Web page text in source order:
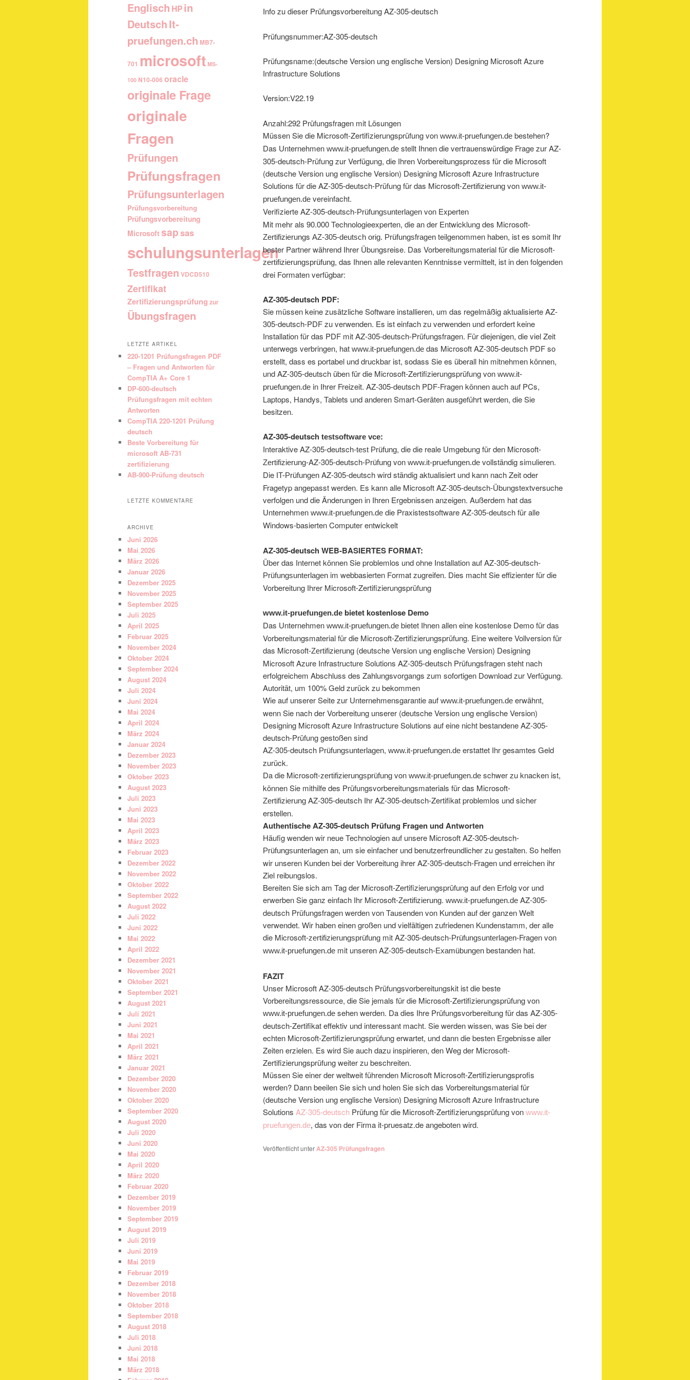
Info zu dieser Prüfungsvorbereitung AZ-305-deutsch
Prüfungsnummer:AZ-305-deutsch
Prüfungsname:(deutsche Version ung englische Version) Designing Microsoft Azure
Infrastructure Solutions
Version:V22.19
Anzahl:292 Prüfungsfragen mit Lösungen
Müssen Sie die Microsoft-Zertifizierungsprüfung von www.it-pruefungen.de bestehen?
Das Unternehmen www.it-pruefungen.de stellt Ihnen die vertrauenswürdige Frage zur AZ-
305-deutsch-Prüfung zur Verfügung, die Ihren Vorbereitungsprozess für die Microsoft
(deutsche Version ung englische Version) Designing Microsoft Azure Infrastructure
Solutions für die AZ-305-deutsch-Prüfung für das Microsoft-Zertifizierung von www.it-
pruefungen.de vereinfacht.
Verifizierte AZ-305-deutsch-Prüfungsunterlagen von Experten
Mit mehr als 90.000 Technologieexperten, die an der Entwicklung des Microsoft-
Zertifizierungs AZ-305-deutsch orig. Prüfungsfragen teilgenommen haben, ist es somit Ihr
bester Partner während Ihrer Übungsreise. Das Vorbereitungsmaterial für die Microsoft-
zertifizierungsprüfung, das Ihnen alle relevanten Kenntnisse vermittelt, ist in den folgenden
drei Formaten verfügbar:
AZ-305-deutsch PDF:
Sie müssen keine zusätzliche Software installieren, um das regelmäßig aktualisierte AZ-
305-deutsch-PDF zu verwenden. Es ist einfach zu verwenden und erfordert keine
Installation für das PDF mit AZ-305-deutsch-Prüfungsfragen. Für diejenigen, die viel Zeit
unterwegs verbringen, hat www.it-pruefungen.de das Microsoft AZ-305-deutsch PDF so
erstellt, dass es portabel und druckbar ist, sodass Sie es überall hin mitnehmen können,
und AZ-305-deutsch üben für die Microsoft-Zertifizierungsprüfung von www.it-
pruefungen.de in Ihrer Freizeit. AZ-305-deutsch PDF-Fragen können auch auf PCs,
Laptops, Handys, Tablets und anderen Smart-Geräten ausgeführt werden, die Sie
besitzen.
AZ-305-deutsch testsoftware vce:
Interaktive AZ-305-deutsch-test Prüfung, die die reale Umgebung für den Microsoft-
Zertifizierung-AZ-305-deutsch-Prüfung von www.it-pruefungen.de vollständig simulieren.
Die IT-Prüfungen AZ-305-deutsch wird ständig aktualisiert und kann nach Zeit oder
Fragetyp angepasst werden. Es kann alle Microsoft AZ-305-deutsch-Übungstextversuche
verfolgen und die Änderungen in Ihren Ergebnissen anzeigen. Außerdem hat das
Unternehmen www.it-pruefungen.de die Praxistestsoftware AZ-305-deutsch für alle
Windows-basierten Computer entwickelt
AZ-305-deutsch WEB-BASIERTES FORMAT:
Über das Internet können Sie problemlos und ohne Installation auf AZ-305-deutsch-
Prüfungsunterlagen im webbasierten Format zugreifen. Dies macht Sie effizienter für die
Vorbereitung Ihrer Microsoft-Zertifizierungsprüfung
www.it-pruefungen.de bietet kostenlose Demo
Das Unternehmen www.it-pruefungen.de bietet Ihnen allen eine kostenlose Demo für das
Vorbereitungsmaterial für die Microsoft-Zertifizierungsprüfung. Eine weitere Vollversion für
das Microsoft-Zertifizierung (deutsche Version ung englische Version) Designing
Microsoft Azure Infrastructure Solutions AZ-305-deutsch Prüfungsfragen steht nach
erfolgreichem Abschluss des Zahlungsvorgangs zum sofortigen Download zur Verfügung.
Autorität, um 100% Geld zurück zu bekommen
Wie auf unserer Seite zur Unternehmensgarantie auf www.it-pruefungen.de erwähnt,
wenn Sie nach der Vorbereitung unserer (deutsche Version ung englische Version)
Designing Microsoft Azure Infrastructure Solutions auf eine nicht bestandene AZ-305-
deutsch-Prüfung gestoßen sind
AZ-305-deutsch Prüfungsunterlagen, www.it-pruefungen.de erstattet Ihr gesamtes Geld
zurück.
Da die Microsoft-zertifizierungsprüfung von www.it-pruefungen.de schwer zu knacken ist,
können Sie mithilfe des Prüfungsvorbereitungsmaterials für das Microsoft-
Zertifizierung AZ-305-deutsch Ihr AZ-305-deutsch-Zertifikat problemlos und sicher
erstellen.
Authentische AZ-305-deutsch Prüfung Fragen und Antworten
Häufig wenden wir neue Technologien auf unsere Microsoft AZ-305-deutsch-
Prüfungsunterlagen an, um sie einfacher und benutzerfreundlicher zu gestalten. So helfen
wir unseren Kunden bei der Vorbereitung ihrer AZ-305-deutsch-Fragen und erreichen ihr
Ziel reibungslos.
Bereiten Sie sich am Tag der Microsoft-Zertifizierungsprüfung auf den Erfolg vor und
erwerben Sie ganz einfach Ihr Microsoft-Zertifizierung. www.it-pruefungen.de AZ-305-
deutsch Prüfungsfragen werden von Tausenden von Kunden auf der ganzen Welt
verwendet. Wir haben einen großen und vielfältigen zufriedenen Kundenstamm, der alle
die Microsoft-zertifizierungsprüfung mit AZ-305-deutsch-Prüfungsunterlagen-Fragen von
www.it-pruefungen.de mit unseren AZ-305-deutsch-Examübungen bestanden hat.
FAZIT
Unser Microsoft AZ-305-deutsch Prüfungsvorbereitungskit ist die beste
Vorbereitungsressource, die Sie jemals für die Microsoft-Zertifizierungsprüfung von
www.it-pruefungen.de sehen werden. Da dies Ihre Prüfungsvorbereitung für das AZ-305-
deutsch-Zertifikat effektiv und interessant macht. Sie werden wissen, was Sie bei der
echten Microsoft-Zertifizierungsprüfung erwartet, und dann die besten Ergebnisse aller
Zeiten erzielen. Es wird Sie auch dazu inspirieren, den Weg der Microsoft-
Zertifizierungsprüfung weiter zu beschreiten.
Müssen Sie einer der weltweit führenden Microsoft Microsoft-Zertifizierungsprofis
werden? Dann beeilen Sie sich und holen Sie sich das Vorbereitungsmaterial für
(deutsche Version ung englische Version) Designing Microsoft Azure Infrastructure
Solutions AZ-305-deutsch Prüfung für die Microsoft-Zertifizierungsprüfung von www.it-
pruefungen.de, das von der Firma it-pruesatz.de angeboten wird.
Veröffentlicht unterAZ-305 Prüfungsfragen
Englisch HPin
DeutschIt-
pruefungen.ch MB7-
701 microsoft MS-
100 N10-006 oracle
originale Frage
originale
Fragen
Prüfungen
Prüfungsfragen
Prüfungsunterlagen
Prüfungsvorbereitung
Prüfungsvorbereitung
Microsoft sapsas
schulungsunterlagen
Testfragen VDCD510
Zertifikat
Zertifizierungsprüfung zur
Übungsfragen
LETZTE ARTIKEL
220-1201 Prüfungsfragen PDF
– Fragen und Antworten für
CompTIA A+ Core 1
DP-600-deutsch
Prüfungsfragen mit echten
Antworten
CompTIA 220-1201 Prüfung
deutsch
Beste Vorbereitung für
microsoft AB-731
zertifizierung
AB-900-Prüfung deutsch
LETZTE KOMMENTARE
ARCHIVE
Juni 2026
Mai 2026
März 2026
Januar 2026
Dezember 2025
November 2025
September 2025
Juli 2025
April 2025
Februar 2025
November 2024
Oktober 2024
September 2024
August 2024
Juli 2024
Juni 2024
Mai 2024
April 2024
März 2024
Januar 2024
Dezember 2023
November 2023
Oktober 2023
August 2023
Juli 2023
Juni 2023
Mai 2023
April 2023
März 2023
Februar 2023
Dezember 2022
November 2022
Oktober 2022
September 2022
August 2022
Juli 2022
Juni 2022
Mai 2022
April 2022
Dezember 2021
November 2021
Oktober 2021
September 2021
August 2021
Juli 2021
Juni 2021
Mai 2021
April 2021
März 2021
Januar 2021
Dezember 2020
November 2020
Oktober 2020
September 2020
August 2020
Juli 2020
Juni 2020
Mai 2020
April 2020
März 2020
Februar 2020
Dezember 2019
November 2019
September 2019
August 2019
Juli 2019
Juni 2019
Mai 2019
Februar 2019
Dezember 2018
November 2018
Oktober 2018
September 2018
August 2018
Juli 2018
Juni 2018
Mai 2018
März 2018